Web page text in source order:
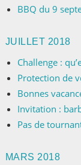
BBQ du 9
JUILLET 2018
Challenge :
Protection de
Bonnes
Invitation :
Pas de
MARS 2018